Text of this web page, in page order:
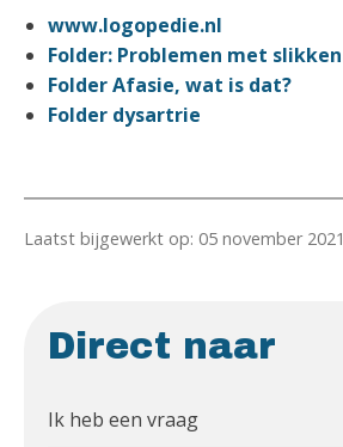
www.logopedie.nl
Folder: Problemen met slikken
Folder Afasie, wat is dat?
Folder dysartrie
Laatst bijgewerkt op: 05 november 2021
Direct naar
Ik heb een vraag